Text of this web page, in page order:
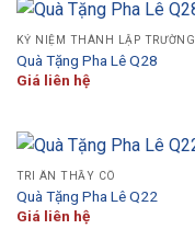
KỶ NIỆM THÀNH LẬP TRƯỜNG
Quà Tặng Pha Lê Q28
Giá liên hệ
TRI ÂN THẦY CÔ
Quà Tặng Pha Lê Q22
Giá liên hệ